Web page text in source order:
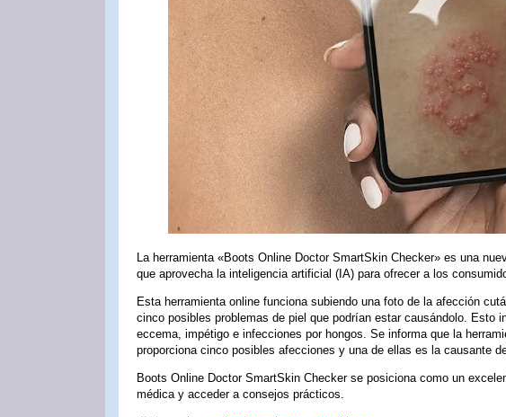
La herramienta «Boots Online Doctor SmartSkin Checker» es una
que aprovecha la inteligencia artificial (IA) para ofrecer a los
Esta herramienta online funciona subiendo una foto de la afección
cinco posibles problemas de piel que podrían estar causándolo. Esto
eccema, impétigo e infecciones por hongos. Se informa que la
proporciona cinco posibles afecciones y una de ellas es la causante
Boots Online Doctor SmartSkin Checker se posiciona como un
médica y acceder a consejos prácticos.